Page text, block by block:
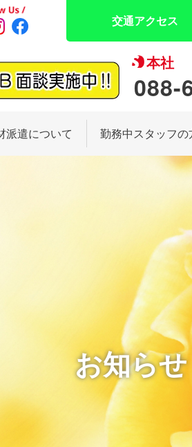
交通アクセス
本社
088-
派遣について 勤務中スタッフの
お知らせ